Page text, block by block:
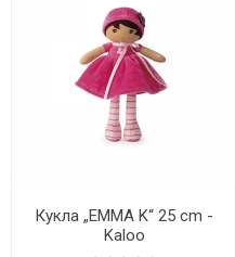
Кукла „EMMA K“ 25 cm -
Kaloo